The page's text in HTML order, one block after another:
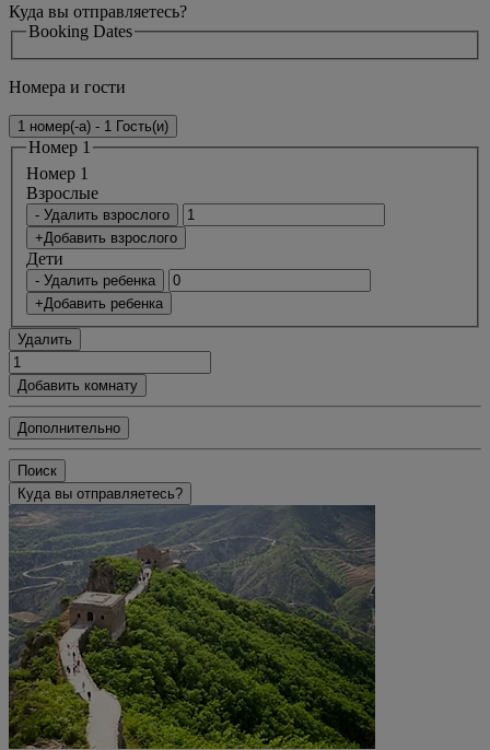
Куда вы отправляетесь?
Booking Dates
Номера и гости
1 номер(-а) - 1 Гость(и)
Номер 1
Номер 1
Bзрослые
- Удалить взрослого
+Добавить взрослого
Дети
- Удалить ребенка
+Добавить ребенка
Удалить
Добавить комнату
Дополнительно
Поиск
Куда вы отправляетесь?